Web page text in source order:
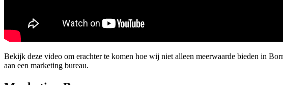
Bekijk deze video om erachter te komen hoe wij niet alleen meerwaarde bieden in
aan een marketing bureau.